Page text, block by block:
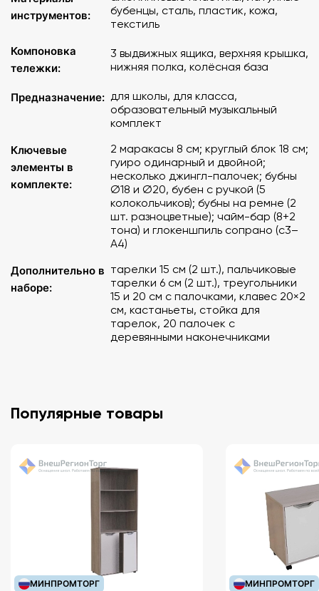
: дерево, металл, пластик.
инструментов:
бубенцы, сталь, пластик, кожа,
текстиль
Компоновка
тележки:
3 выдвижных ящика, верхняя крышка,
нижняя полка, колёсная база
Предназначение: для школы, для класса,
образовательный музыкальный
комплект
Ключевые
элементы в
комплекте:
2 маракасы 8 см; круглый блок 18 см;
гуиро одинарный и двойной;
несколько джингл-палочек; бубны
Ø18 и Ø20, бубен с ручкой (5
колокольчиков); бубны на ремне (2
шт. разноцветные); чайм-бар (8+2
тона) и глокеншпиль сопрано (c3–
A4)
Дополнительно в
наборе:
тарелки 15 см (2 шт.), пальчиковые
тарелки 6 см (2 шт.), треугольники
15 и 20 см с палочками, клавес 20×2
см, кастаньеты, стойка для
тарелок, 20 палочек с
деревянными наконечниками
Популярные товары
МИНПРОМТОРГ МИНПРОМТОРГ